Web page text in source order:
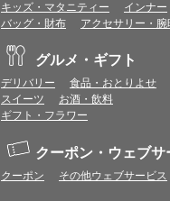
ポイント付与につきまして
ワールドプレゼントのポイント
ントとして付与いたします。
プレミアムポイント付与の対象
プレミアムポイントの付与予定
とに異なりますので、各ショッ
200円のご利用につき1ポイン
対象サイトにアクセス後、カー
商品購入後、購入内容等に変更
商品をキャンセル・返品した場
キッズ・マタニティー
インナー
バッグ・財布
アクセサリー・腕
グルメ・ギフト
デリバリー
食品・おとりよせ
スイーツ
お酒・飲料
ギフト・フラワー
クーポン・ウェブサ
クーポン その他ウェブサービス